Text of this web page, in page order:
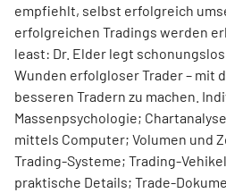
empfiehlt, selbst erfolgreich
erfolgreichen Tradings werden
least: Dr. Elder legt
Wunden erfolgloser Trader – mit
besseren Tradern zu machen.
Massenpsychologie;
mittels Computer; Volumen und
Trading-Systeme; Trading-
praktische Details; Trade-